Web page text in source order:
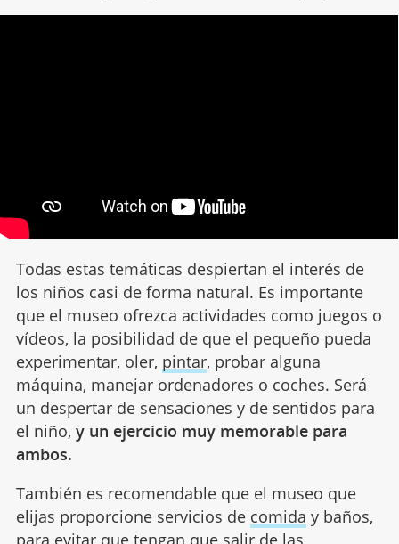
Todas estas temáticas despiertan el interés de
los niños casi de forma natural. Es importante
que el museo ofrezca actividades como juegos o
vídeos, la posibilidad de que el pequeño pueda
experimentar, oler, pintar, probar alguna
máquina, manejar ordenadores o coches. Será
un despertar de sensaciones y de sentidos para
el niño, y un ejercicio muy memorable para
ambos.
También es recomendable que el museo que
elijas proporcione servicios de comida y baños,
para evitar que tengan que salir de las